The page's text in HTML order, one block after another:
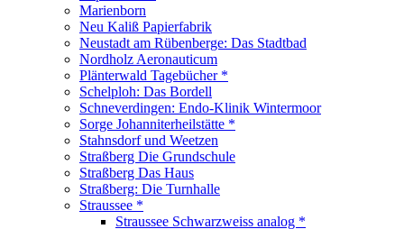
Marienborn
Neu Kaliß Papierfabrik
Neustadt am Rübenberge: Das Stadtbad
Nordholz Aeronauticum
Plänterwald Tagebücher *
Schelploh: Das Bordell
Schneverdingen: Endo-Klinik Wintermoor
Sorge Johanniterheilstätte *
Stahnsdorf und Weetzen
Straßberg Die Grundschule
Straßberg Das Haus
Straßberg: Die Turnhalle
Straussee *
Straussee Schwarzweiss analog *